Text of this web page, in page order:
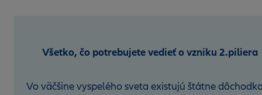
Všetko, čo potrebujete vedieť o vzniku 2.piliera
Vo väčšine vyspelého sveta existujú štátne